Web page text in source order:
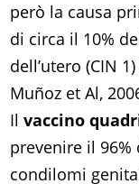
però la causa
di circa il 10%
dell’utero (CIN
Muñoz et Al,
Ilvaccino
prevenire il 96%
condilomi